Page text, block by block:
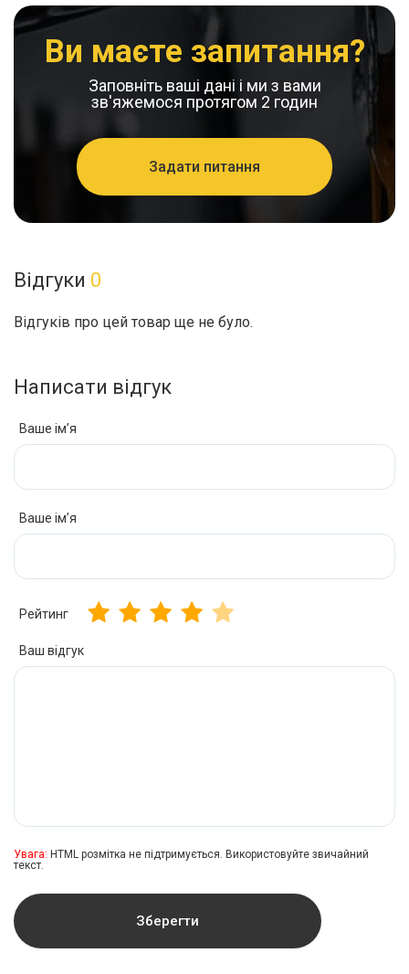
Ви маєте запитання?
Заповніть ваші дані і ми з вами
зв'яжемося протягом 2 годин
Задати питання
Відгуки 0
Відгуків про цей товар ще не було.
Написати відгук
Ваше ім’я
Ваше ім’я
Рейтинг
Ваш відгук
Увага: HTML розмітка не підтримується. Використовуйте звичайний
текст.
Зберегти